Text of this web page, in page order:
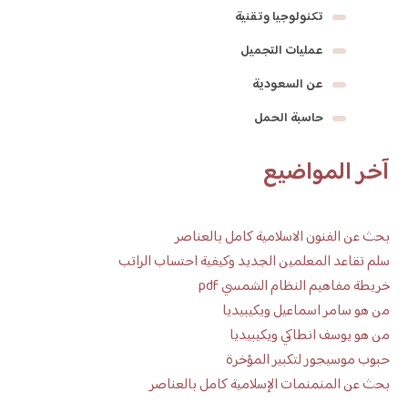
تكنولوجيا وتقنية
عمليات التجميل
عن السعودية
حاسبة الحمل
آخر المواضيع
بحث عن الفنون الاسلامية كامل بالعناصر
سلم تقاعد المعلمين الجديد وكيفية احتساب الراتب
خريطة مفاهيم النظام الشمسي pdf
من هو سامر اسماعيل ويكيبيديا
من هو يوسف انطاكي ويكيبيديا
حبوب موسيجور لتكبير المؤخرة
بحث عن المنمنمات الإسلامية كامل بالعناصر